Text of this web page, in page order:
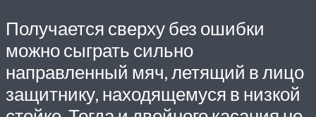
Получается сверху без ошибки
можно сыграть сильно
направленный мяч, летящий в лицо
защитнику, находящемуся в низкой